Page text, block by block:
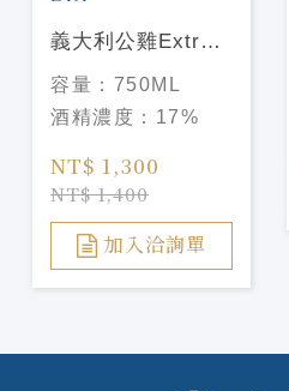
義大利公雞Extra
Dry香艾酒 Cocchi
vermouth di
torino extra dry
容量： 750ML
酒精濃度： 17%
NT$ 1,300
NT$ 1,400
加入洽詢單